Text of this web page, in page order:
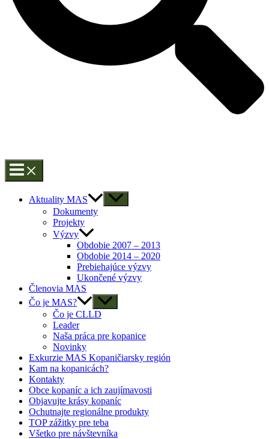
Aktuality MAS
Dokumenty
Projekty
Výzvy
Obdobie 2007 – 2013
Obdobie 2014 – 2020
Prebiehajúce výzvy
Ukončené výzvy
Členovia MAS
Čo je MAS?
Čo je CLLD
Leader
Naša práca pre kopanice
Novinky
Exkurzie MAS Kopaničiarsky región
Kam na kopanicách?
Kontakty
Obce kopaníc a ich zaujímavosti
Objavujte krásy kopaníc
Ochutnajte regionálne produkty
TOP zážitky pre teba
Všetko pre návštevníka